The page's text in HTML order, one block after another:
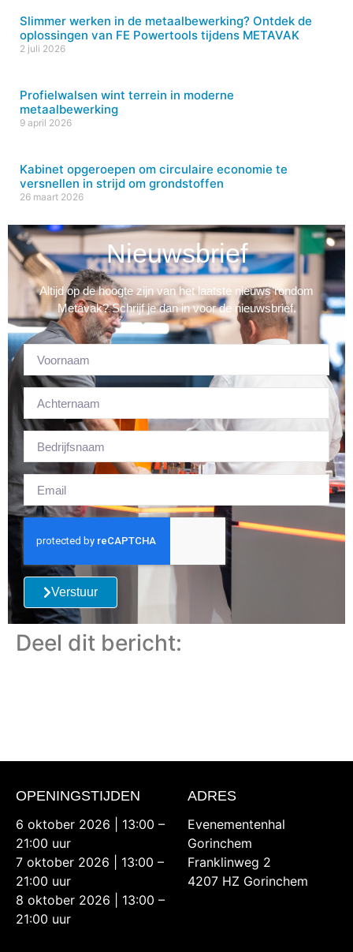
Slimmer werken in de metaalbewerking? Ontdek de
oplossingen van FE Powertools tijdens METAVAK
2 juli 2026
Profielwalsen wint terrein in moderne
metaalbewerking
9 april 2026
Kabinet opgeroepen om circulaire economie te
versnellen in strijd om grondstoffen
26 maart 2026
Nieuwsbrief
Altijd op de hoogte zijn van het laatste nieuws rondom
Metavak? Schrijf je dan in voor de nieuwsbrief.
Verstuur
Deel dit bericht:
OPENINGSTIJDEN
6 oktober 2026 | 13:00 –
21:00 uur
7 oktober 2026 | 13:00 –
21:00 uur
8 oktober 2026 | 13:00 –
21:00 uur
ADRES
Evenementenhal
Gorinchem
Franklinweg 2
4207 HZ Gorinchem